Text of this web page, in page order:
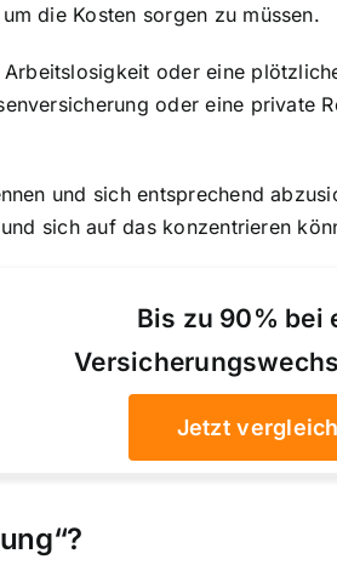
die Kosten sorgen zu müssen.
oder eine
oder eine private
und sich entsprechend
sich auf das konzentrieren
Bis zu 90% bei
Jetzt